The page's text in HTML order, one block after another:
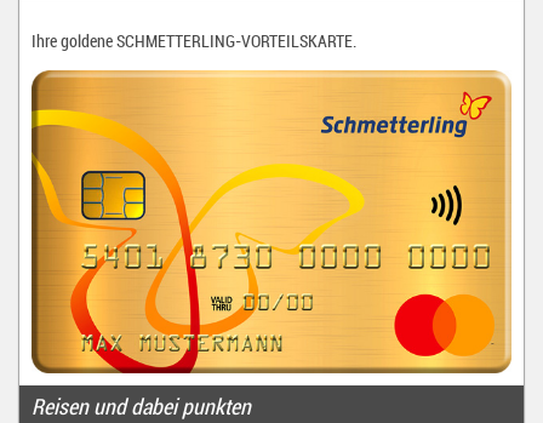
Ihre goldeneSCHMETTERLING-VORTEILSKARTE.
Reisen und dabei punkten